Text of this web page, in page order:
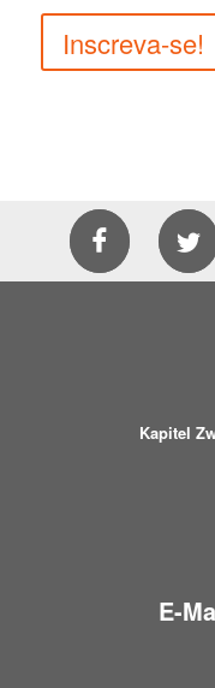
Inscreva-se!
Kapitel
E-